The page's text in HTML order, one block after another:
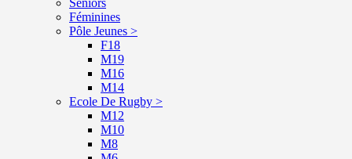
Seniors
Féminines
Pôle Jeunes >
F18
M19
M16
M14
Ecole De Rugby >
M12
M10
M8